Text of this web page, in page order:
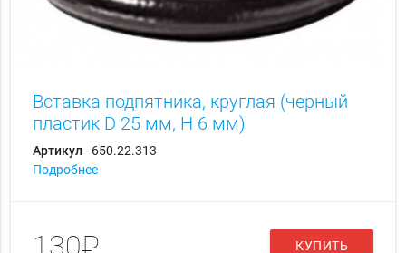
Вставка подпятника, круглая (черный
пластик D 25 мм, H 6 мм)
Артикул- 650.22.313
Подробнее
КУПИТЬ